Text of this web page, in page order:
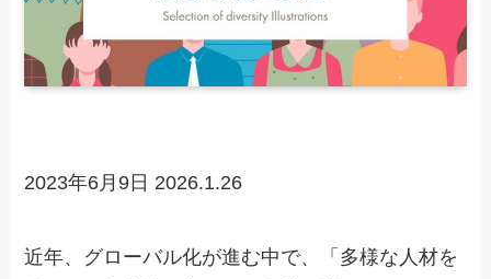
2023年6月9日 2026.1.26
近年、グローバル化が進む中で、「多様な人材を